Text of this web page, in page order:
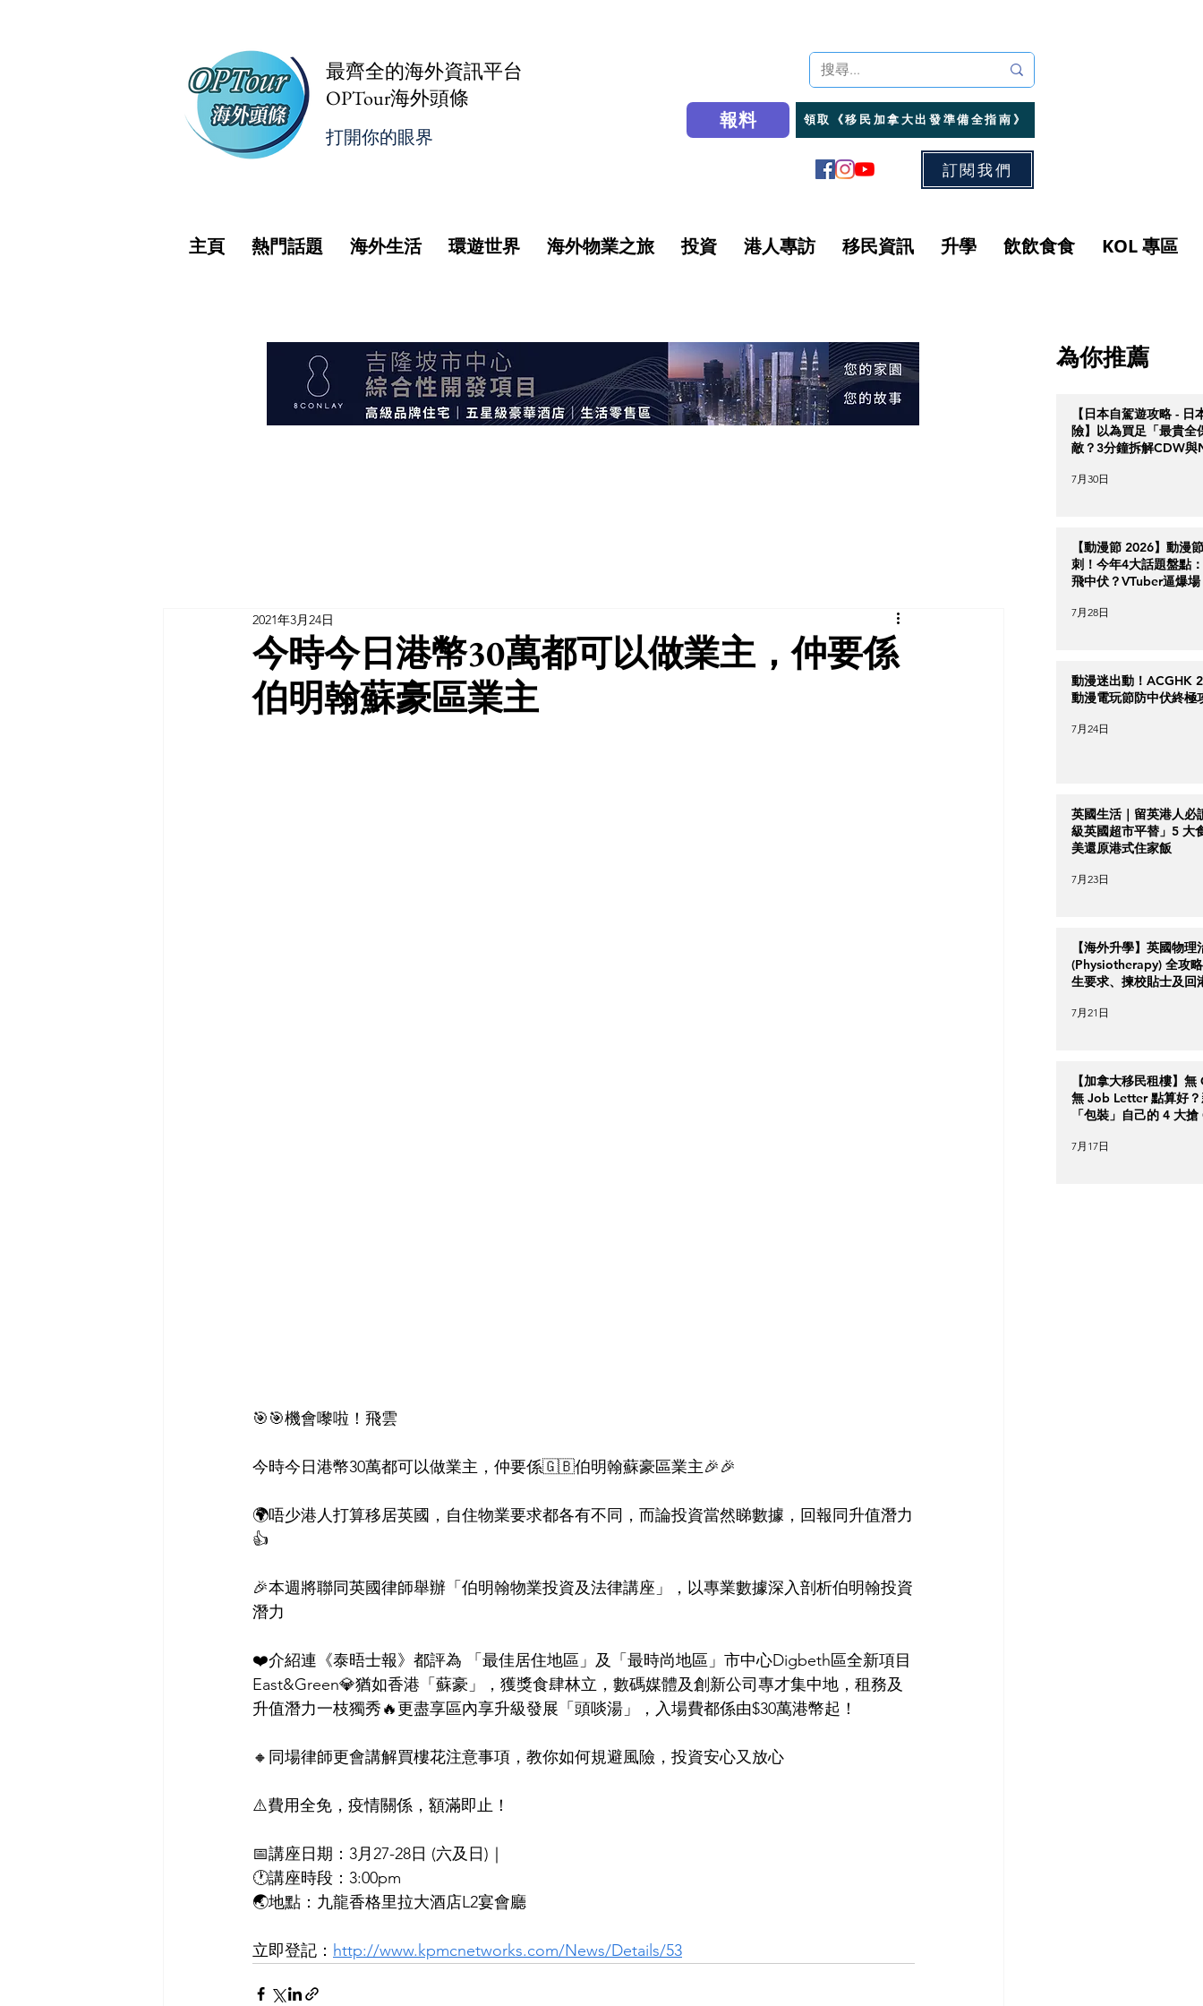
最齊全的海外資訊平台
OPTour海外頭條
打開你的眼界
報料 領取《移民加拿大出發準備全指南》
訂閱我們
主頁 熱門話題 海外生活 環遊世界 海外物業之旅 投資 港人專訪 移民資訊 升學 飲飲食食 KOL 專區
今時今日港幣30萬都可以做業主，仲要係
伯明翰蘇豪區業主
2021年3月24日
🎯🎯機會嚟啦！飛雲
今時今日港幣30萬都可以做業主，仲要係🇬🇧伯明翰蘇豪區業主🎉🎉
🌍唔少港人打算移居英國，自住物業要求都各有不同，而論投資當然睇數據，回報同升值潛力
👍
🎉本週將聯同英國律師舉辦「伯明翰物業投資及法律講座」，以專業數據深入剖析伯明翰投資
潛力
❤️介紹連《泰晤士報》都評為 「最佳居住地區」及「最時尚地區」市中心Digbeth區全新項目
East&Green💎猶如香港「蘇豪」，獲獎食肆林立，數碼媒體及創新公司專才集中地，租務及
升值潛力一枝獨秀🔥更盡享區內享升級發展「頭啖湯」，入場費都係由$30萬港幣起！
🔸同場律師更會講解買樓花注意事項，教你如何規避風險，投資安心又放心
⚠️費用全免，疫情關係，額滿即止！
📅講座日期：3月27-28日 (六及日)｜
🕐講座時段：3:00pm
🌏地點：九龍香格里拉大酒店L2宴會廳
立即登記： http://www.kpmcnetworks.com/News/Details/53
為你推薦
【日本自駕遊攻略 - 日
險】以為買足「最貴全
敵？3分鐘拆解CDW與
7月30日
【動漫節 2026】動漫
刺！今年4大話題盤點
飛中伏？VTuber逼爆場
7月28日
動漫迷出動！ACGHK
動漫電玩節防中伏終極
7月24日
英國生活｜留英港人必
級英國超市平替」5 大
美還原港式住家飯
7月23日
【海外升學】英國物理
(Physiotherapy) 全攻
生要求、揀校貼士及回
7月21日
【加拿大移民租樓】
無 Job Letter 點算好
「包裝」自己的 4 大
7月17日